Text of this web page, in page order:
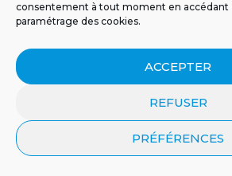
consentement à tout moment en accédant
paramétrage des cookies.
ACCEPTER
REFUSER
PRÉFÉRENCES
Températures glaciales au
ressentis ce matin à La